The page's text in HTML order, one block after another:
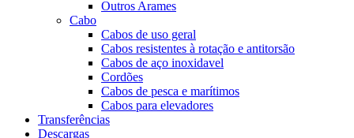
Outros Arames
Cabo
Cabos de uso geral
Cabos resistentes à rotação e antitorsão
Cabos de aço inoxidavel
Cordões
Cabos de pesca e marítimos
Cabos para elevadores
Transferências
Descargas